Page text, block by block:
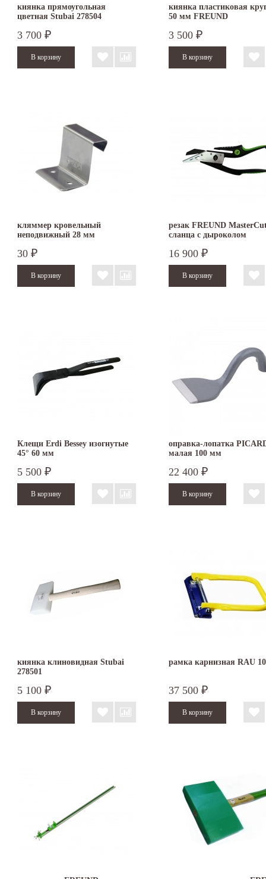
киянка прямоугольная
цветная Stubai 278504
3 700 ₽
киянка пластиковая
50 мм FREUND
3 500 ₽
кляммер кровельный
неподвижный 28 мм
30 ₽
резак FREUND
сланца с дыроколом
16 900 ₽
Клещи Erdi Bessey изогнутые
45° 60 мм
5 500 ₽
оправка-лопатка
малая 100 мм
22 400 ₽
киянка клиновидная Stubai
278501
5 100 ₽
рамка карнизная RAU
37 500 ₽